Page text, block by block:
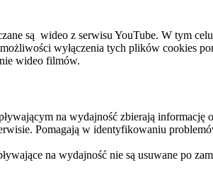
są wideo z serwisu YouTube. W tym
wyłączenia tych plików cookies
wideo filmów.
na wydajność zbierają
Pomagają w identyfikowaniu
na wydajność nie są usuwane po